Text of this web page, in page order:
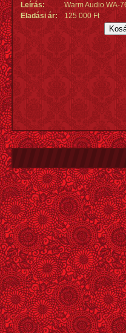
Leírás:
Warm Audio WA-
Eladási ár:
125 000 Ft